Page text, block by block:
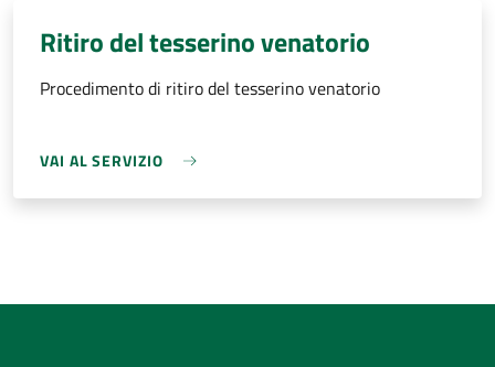
Ritiro del tesserino venatorio
Procedimento di ritiro del tesserino venatorio
VAI AL SERVIZIO